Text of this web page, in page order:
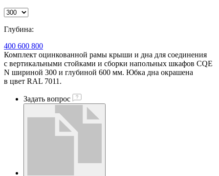
Глубина:
400 600 800
Комплект оцинкованной рамы крыши и дна для соединения
с вертикальными стойками и сборки напольных шкафов CQE
N шириной 300 и глубиной 600 мм. Юбка дна окрашена
в цвет RAL 7011.
Задать вопрос